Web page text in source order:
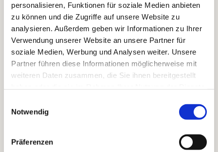
personalisieren, Funktionen für soziale Medien anbieten
zu können und die Zugriffe auf unsere Website zu
analysieren. Außerdem geben wir Informationen zu Ihrer
Verwendung unserer Website an unsere Partner für
soziale Medien, Werbung und Analysen weiter. Unsere
Partner führen diese Informationen möglicherweise mit
weiteren Daten zusammen, die Sie ihnen bereitgestellt
Notwendig
Präferenzen
vernichten. Haltung haben, ohne herzlos zu
werden.
Denn der Heilige Geist ist größer als unsere
Konfessionen. Er weht durch katholische
Kathedralen und evangelische Backsteinkirchen. Er
liebt offenbar das Leben mehr als die perfekte
Ordnung.
Pfingsten beginnt dort, wo Menschen entdecken:
Der andere Christ gehört nicht zuerst zu einer